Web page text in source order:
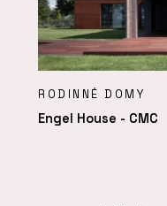
RODINNÉ DOMY
Engel House - CMC